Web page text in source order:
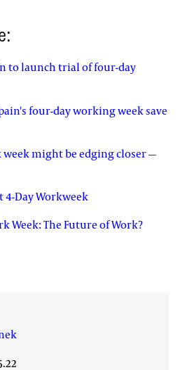
to launch trial of four-day
four-day working week save
week might be edging closer —
4-Day Workweek
Week: The Future of Work?